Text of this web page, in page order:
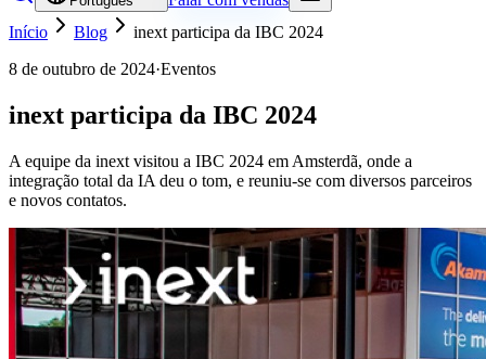
Início
Blog
inext participa da IBC 2024
8 de outubro de 2024·Eventos
inext participa da IBC 2024
A equipe da inext visitou a IBC 2024 em Amsterdã, onde a
integração total da IA deu o tom, e reuniu-se com diversos parceiros
e novos contatos.